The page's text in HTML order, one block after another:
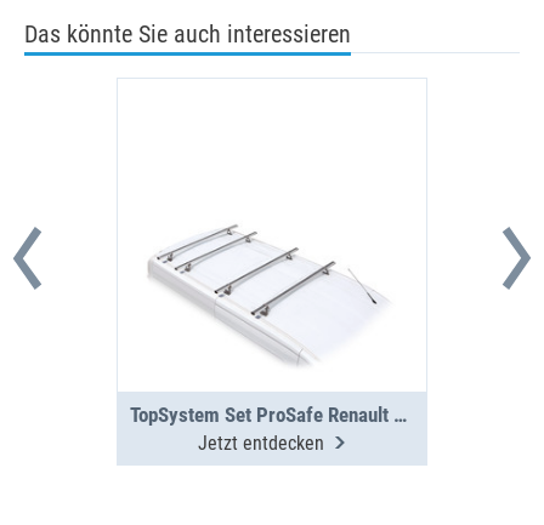
Das könnte Sie auch interessieren
TopSystem Set ProSafe Renault Trafic 4 Querträger
Jetzt entdecken